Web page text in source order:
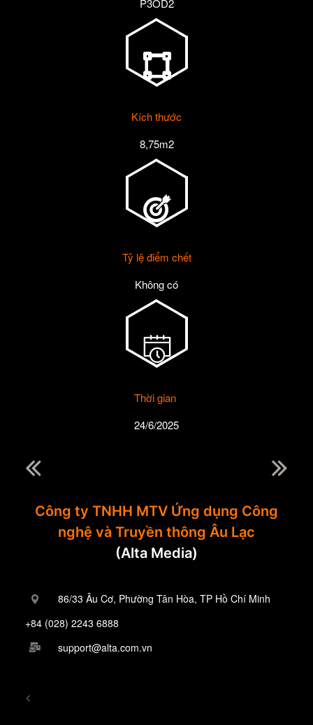
P3OD2
Kích thước
8,75m2
Tỷ lệ điểm chết
Không có
Thời gian
24/6/2025
Công ty TNHH MTV Ứng dụng Công
nghệ và Truyền thông Âu Lạc
(Alta Media)
86/33 Âu Cơ, Phường Tân Hòa, TP Hồ Chí Minh
+84 (028) 2243 6888
support@alta.com.vn
<